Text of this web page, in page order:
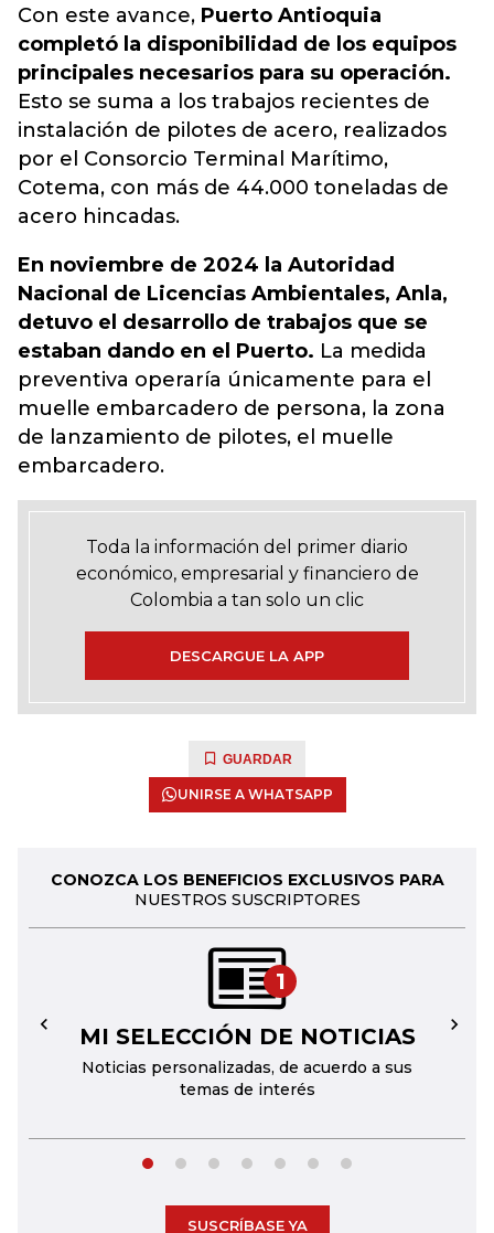
Con este avance, Puerto Antioquia
completó la disponibilidad de los equipos
principales necesarios para su operación.
Esto se suma a los trabajos recientes de
instalación de pilotes de acero, realizados
por el Consorcio Terminal Marítimo,
Cotema, con más de 44.000 toneladas de
acero hincadas.
En noviembre de 2024 la Autoridad
Nacional de Licencias Ambientales, Anla,
detuvo el desarrollo de trabajos que se
estaban dando en el Puerto. La medida
preventiva operaría únicamente para el
muelle embarcadero de persona, la zona
de lanzamiento de pilotes, el muelle
embarcadero.
Toda la información del primer diario
económico, empresarial y financiero de
Colombia a tan solo un clic
DESCARGUE LA APP
GUARDAR
UNIRSE A WHATSAPP
CONOZCA LOS BENEFICIOS EXCLUSIVOS PARA
NUESTROS SUSCRIPTORES
1
MI SELECCIÓN DE NOTICIAS
Noticias personalizadas, de acuerdo a sus
temas de interés
← →
SUSCRÍBASE YA